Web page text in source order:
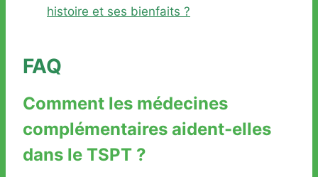
histoire et ses bienfaits ?
FAQ
Comment les médecines
complémentaires aident-elles
dans le TSPT ?